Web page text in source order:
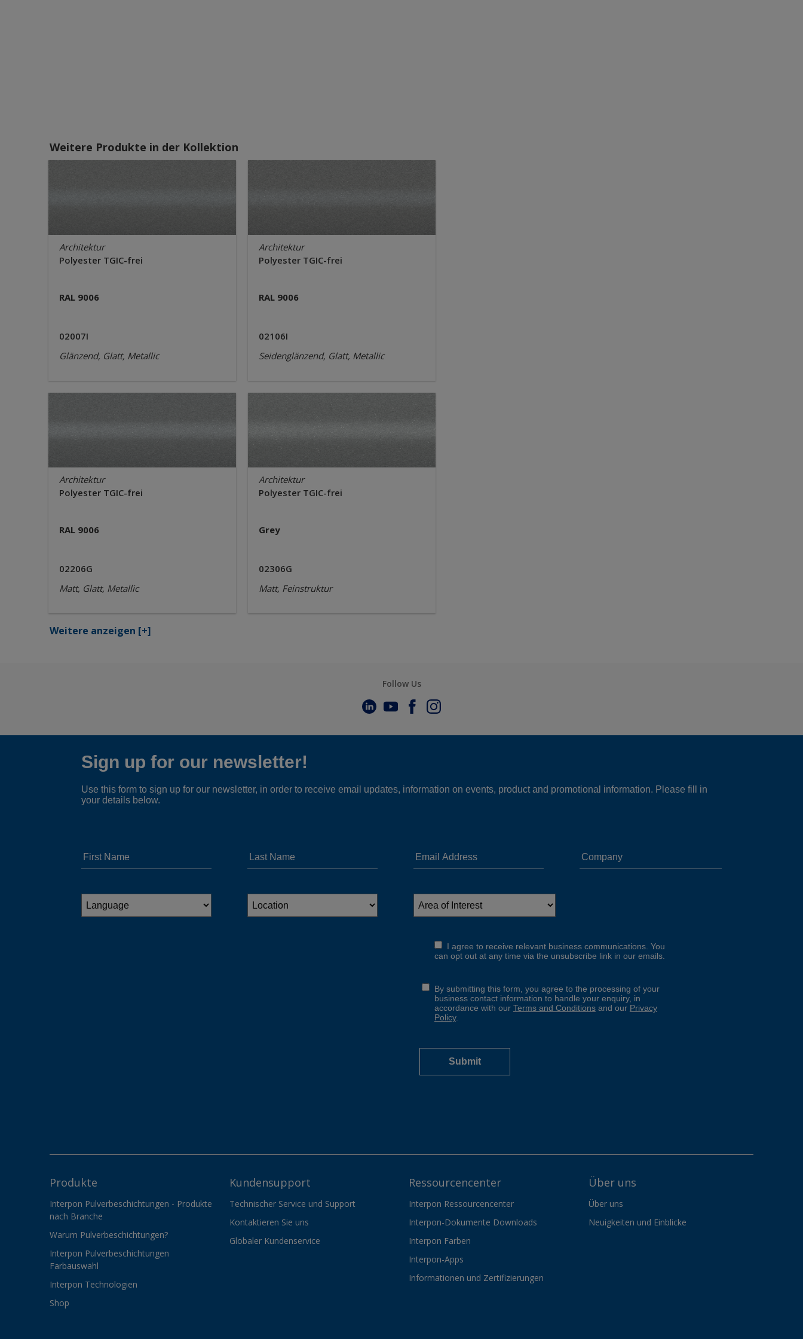
Weitere Produkte in der Kollektion
Architektur
Polyester TGIC-frei
RAL 9006
02007I
Glänzend, Glatt, Metallic
Architektur
Polyester TGIC-frei
RAL 9006
02106I
Seidenglänzend, Glatt, Metallic
Architektur
Polyester TGIC-frei
RAL 9006
02206G
Matt, Glatt, Metallic
Architektur
Polyester TGIC-frei
Grey
02306G
Matt, Feinstruktur
Weitere anzeigen [+]
Follow Us
Produkte
Interpon Pulverbeschichtungen - Produkte
nach Branche
Warum Pulverbeschichtungen?
Interpon Pulverbeschichtungen
Farbauswahl
Interpon Technologien
Shop
Kundensupport
Technischer Service und Support
Kontaktieren Sie uns
Globaler Kundenservice
Ressourcencenter
Interpon Ressourcencenter
Interpon-Dokumente Downloads
Interpon Farben
Interpon-Apps
Informationen und Zertifizierungen
Über uns
Über uns
Neuigkeiten und Einblicke